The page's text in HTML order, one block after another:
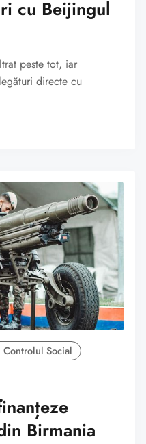
cu Beijingul
peste tot, iar
directe cu
Controlul Social
Birmania